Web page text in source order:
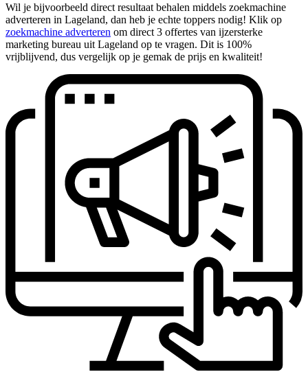
Wil je bijvoorbeeld direct resultaat behalen middels zoekmachine
adverteren in Lageland, dan heb je echte toppers nodig! Klik op
zoekmachine adverteren om direct 3 offertes van ijzersterke
marketing bureau uit Lageland op te vragen. Dit is 100%
vrijblijvend, dus vergelijk op je gemak de prijs en kwaliteit!